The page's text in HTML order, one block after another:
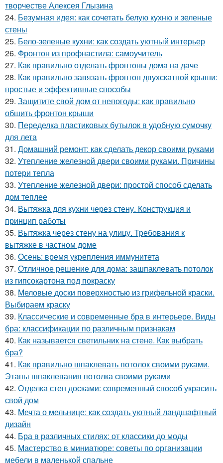
творчестве Алексея Глызина
24. Безумная идея: как сочетать белую кухню и зеленые
стены
25. Бело-зеленые кухни: как создать уютный интерьер
26. Фронтон из профнастила: самоучитель
27. Как правильно отделать фронтоны дома на даче
28. Как правильно завязать фронтон двухскатной крыши:
простые и эффективные способы
29. Защитите свой дом от непогоды: как правильно
обшить фронтон крыши
30. Переделка пластиковых бутылок в удобную сумочку
для лета
31. Домашний ремонт: как сделать декор своими руками
32. Утепление железной двери своими руками. Причины
потери тепла
33. Утепление железной двери: простой способ сделать
дом теплее
34. Вытяжка для кухни через стену. Конструкция и
принцип работы
35. Вытяжка через стену на улицу. Требования к
вытяжке в частном доме
36. Осень: время укрепления иммунитета
37. Отличное решение для дома: зашпаклевать потолок
из гипсокартона под покраску
38. Меловые доски поверхностью из грифельной краски.
Выбираем краску
39. Классические и современные бра в интерьере. Виды
бра: классификации по различным признакам
40. Как называется светильник на стене. Как выбрать
бра?
41. Как правильно шпаклевать потолок своими руками.
Этапы шпаклевания потолка своими руками
42. Отделка стен досками: современный способ украсить
свой дом
43. Мечта о мельнице: как создать уютный ландшафтный
дизайн
44. Бра в различных стилях: от классики до моды
45. Мастерство в миниатюре: советы по организации
мебели в маленькой спальне